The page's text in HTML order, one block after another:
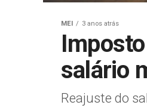
MEI 3 anos atrás
salário
Reajuste do